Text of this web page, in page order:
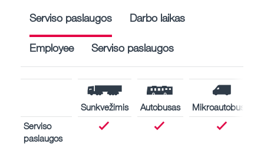
Serviso paslaugos Darbo laikas
Employee Serviso paslaugos
Sunkvežimis Autobusas
Mikroautobusas
Serviso
paslaugos